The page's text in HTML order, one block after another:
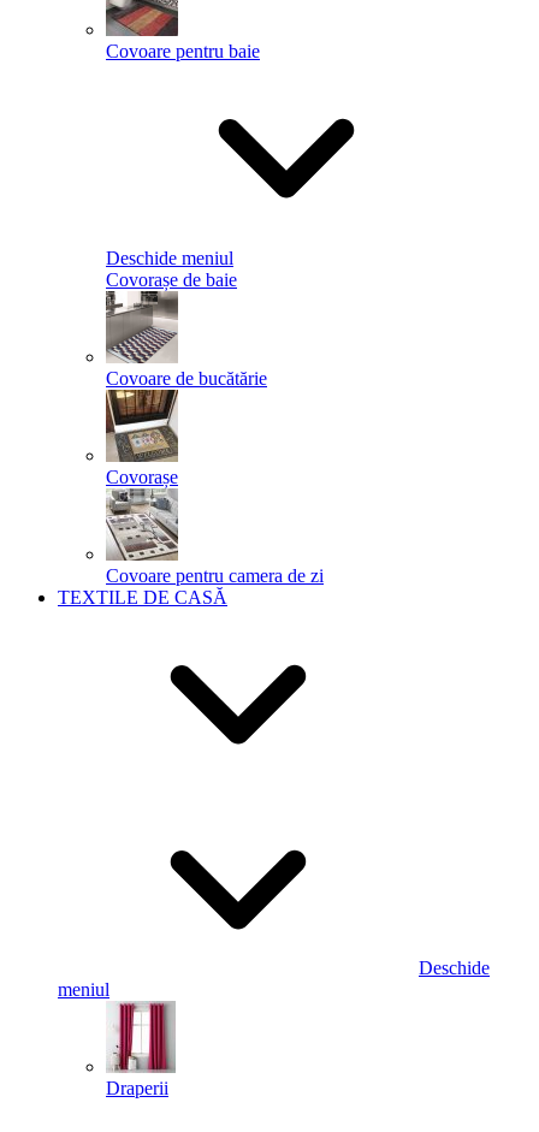
Covoare pentru baie
Deschide meniul
Covorașe de baie
Covoare de bucătărie
Covorașe
Covoare pentru camera de zi
TEXTILE DE CASĂ
Deschide
meniul
Draperii